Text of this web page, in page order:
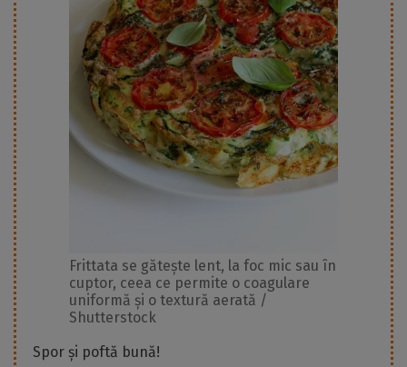
Frittata se gătește lent, la foc mic sau în
cuptor, ceea ce permite o coagulare
uniformă și o textură aerată /
Shutterstock
Spor și poftă bună!